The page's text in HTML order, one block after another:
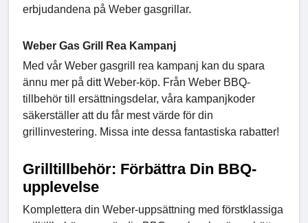
erbjudandena på Weber gasgrillar.
Weber Gas Grill Rea Kampanj
Med vår Weber gasgrill rea kampanj kan du spara
ännu mer på ditt Weber-köp. Från Weber BBQ-
tillbehör till ersättningsdelar, våra kampanjkoder
säkerställer att du får mest värde för din
grillinvestering. Missa inte dessa fantastiska rabatter!
Grilltillbehör: Förbättra Din BBQ-
upplevelse
Komplettera din Weber-uppsättning med förstklassiga